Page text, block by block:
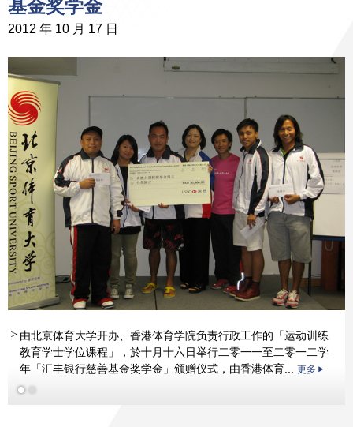
基金奖学金
2012 年 10 月 17 日
由北京体育大学开办、香港体育学院负责行政工作的「运动训练
教育学士学位课程」，於十月十六日举行二零一一至二零一二学
年「汇丰银行慈善基金奖学金」颁赠仪式，由香港体育... 更多
更多